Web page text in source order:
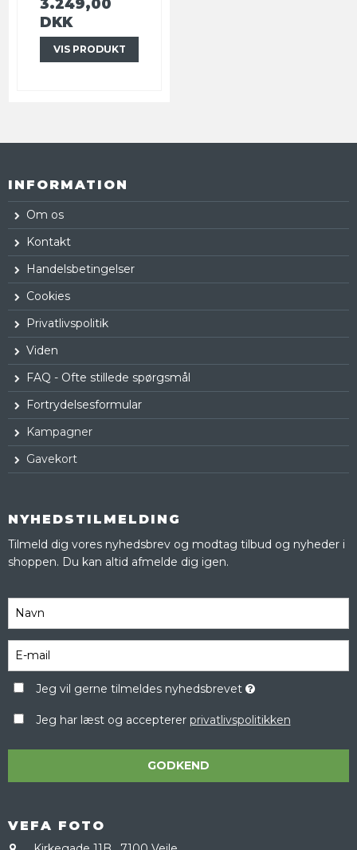
3.249,00
DKK
VIS PRODUKT
INFORMATION
Om os
Kontakt
Handelsbetingelser
Cookies
Privatlivspolitik
Viden
FAQ - Ofte stillede spørgsmål
Fortrydelsesformular
Kampagner
Gavekort
NYHEDSTILMELDING
Tilmeld dig vores nyhedsbrev og modtag tilbud og nyheder i
shoppen. Du kan altid afmelde dig igen.
Jeg vil gerne tilmeldes nyhedsbrevet
Jeg har læst og accepterer privatlivspolitikken
GODKEND
VEFA FOTO